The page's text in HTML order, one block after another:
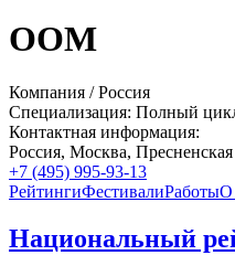
OOM
Компания /Россия
Специализация: Полный
Контактная информация:
Россия, Москва,
+7 (495) 995-93-13
РейтингиФестивалиРаботыО
Национальный